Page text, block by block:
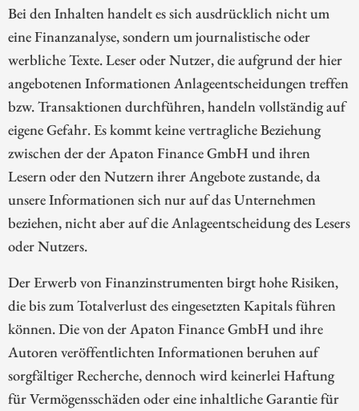
Bei den Inhalten handelt es sich ausdrücklich nicht um
eine Finanzanalyse, sondern um journalistische oder
werbliche Texte. Leser oder Nutzer, die aufgrund der hier
angebotenen Informationen Anlageentscheidungen treffen
bzw. Transaktionen durchführen, handeln vollständig auf
eigene Gefahr. Es kommt keine vertragliche Beziehung
zwischen der der Apaton Finance GmbH und ihren
Lesern oder den Nutzern ihrer Angebote zustande, da
unsere Informationen sich nur auf das Unternehmen
beziehen, nicht aber auf die Anlageentscheidung des Lesers
oder Nutzers.
Der Erwerb von Finanzinstrumenten birgt hohe Risiken,
die bis zum Totalverlust des eingesetzten Kapitals führen
können. Die von der Apaton Finance GmbH und ihre
Autoren veröffentlichten Informationen beruhen auf
sorgfältiger Recherche, dennoch wird keinerlei Haftung
für Vermögensschäden oder eine inhaltliche Garantie für